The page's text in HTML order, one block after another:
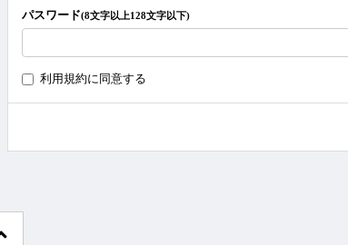
パスワード(8文字以上128文字以下)
利用規約に同意する